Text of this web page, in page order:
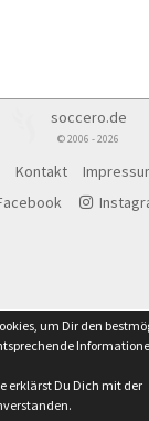
soccero.de
© 2006 - 2026
Kontakt
um Dir den
erklärst Du Dich mit der